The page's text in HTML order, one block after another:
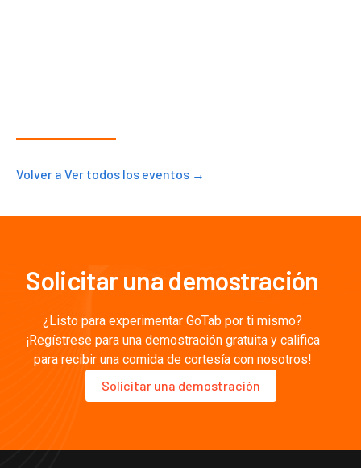
Volver a Ver todos los eventos →
Solicitar una demostración
¿Listo para experimentar GoTab por ti mismo?
¡Regístrese para una demostración gratuita y califica
para recibir una comida de cortesía con nosotros!
Solicitar una demostración